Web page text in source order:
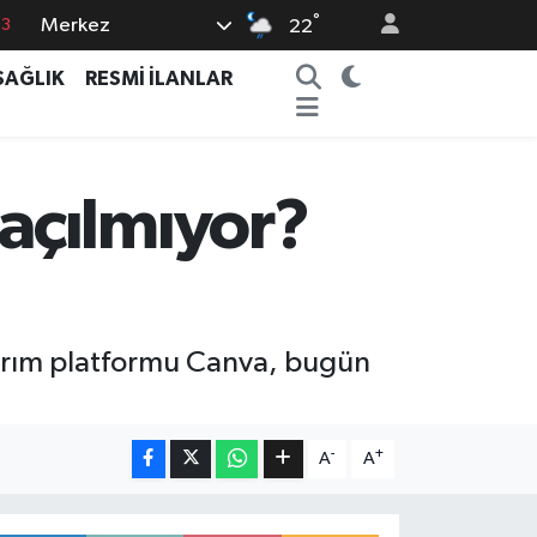
Merkez 22°
RESMİ İLANLAR
platformu Canva, bugün
A- A+